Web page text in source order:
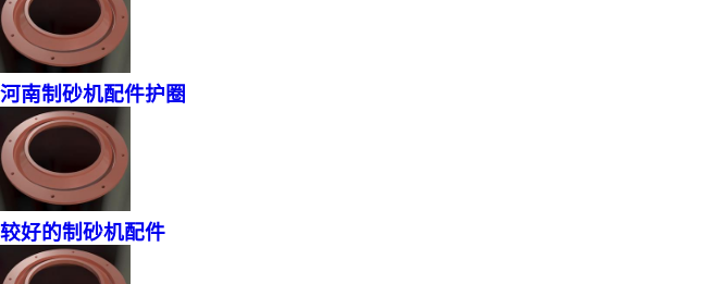
河南制砂机配件护圈
较好的制砂机配件